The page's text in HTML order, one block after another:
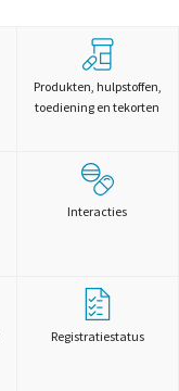
Produkten, hulpstoffen,
toediening en tekorten
Interacties
Registratiestatus